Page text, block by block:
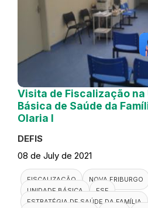
Visita de Fiscalização na
Básica de Saúde da
Olaria I
DEFIS
08 de July de 2021
FISCALIZAÇÃO
NOVA FRIBURGO
UNIDADE BÁSICA
ESF
ESTRATÉGIA DE SAÚDE DA FAMÍLIA